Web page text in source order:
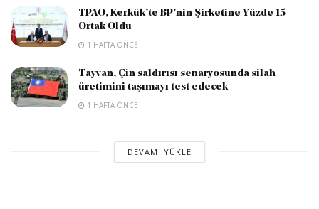
TPAO, Kerkük’te BP’nin Şirketine Yüzde 15
Ortak Oldu
1 HAFTA ÖNCE
Tayvan, Çin saldırısı senaryosunda silah
üretimini taşımayı test edecek
1 HAFTA ÖNCE
DEVAMI YÜKLE